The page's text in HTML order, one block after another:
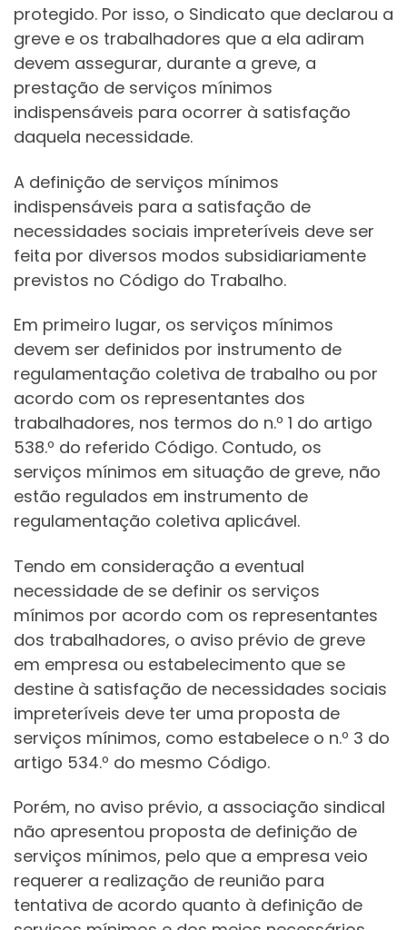
protegido. Por isso, o Sindicato que declarou a
greve e os trabalhadores que a ela adiram
devem assegurar, durante a greve, a
prestação de serviços mínimos
indispensáveis para ocorrer à satisfação
daquela necessidade.
A definição de serviços mínimos
indispensáveis para a satisfação de
necessidades sociais impreteríveis deve ser
feita por diversos modos subsidiariamente
previstos no Código do Trabalho.
Em primeiro lugar, os serviços mínimos
devem ser definidos por instrumento de
regulamentação coletiva de trabalho ou por
acordo com os representantes dos
trabalhadores, nos termos do n.º 1 do artigo
538.º do referido Código. Contudo, os
serviços mínimos em situação de greve, não
estão regulados em instrumento de
regulamentação coletiva aplicável.
Tendo em consideração a eventual
necessidade de se definir os serviços
mínimos por acordo com os representantes
dos trabalhadores, o aviso prévio de greve
em empresa ou estabelecimento que se
destine à satisfação de necessidades sociais
impreteríveis deve ter uma proposta de
serviços mínimos, como estabelece o n.º 3 do
artigo 534.º do mesmo Código.
Porém, no aviso prévio, a associação sindical
não apresentou proposta de definição de
serviços mínimos, pelo que a empresa veio
requerer a realização de reunião para
tentativa de acordo quanto à definição de